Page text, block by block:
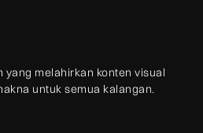
yang melahirkan konten visual
untuk semua kalangan.